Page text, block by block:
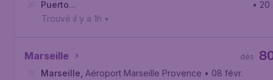
Puerto
Princesa , Aéroport international de Puerto Princesa
• 20
Trouvé il y a 1h •
Marseille dès
Marseille Aéroport Marseille Provence • 08 févr.